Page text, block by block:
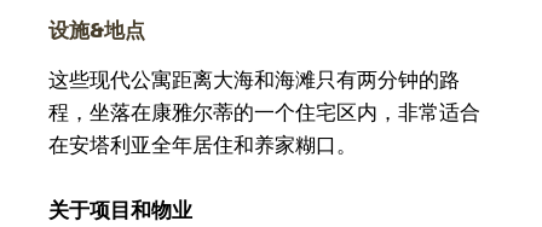
设施&地点
这些现代公寓距离大海和海滩只有两分钟的路
程，坐落在康雅尔蒂的一个住宅区内，非常适合
在安塔利亚全年居住和养家糊口。
关于项目和物业